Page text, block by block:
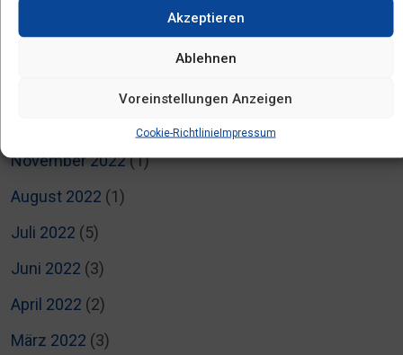
Akzeptieren
Ablehnen
Voreinstellungen Anzeigen
Cookie-RichtlinieImpressum
(1)
November 2022(1)
August 2022 (1)
Juli 2022 (5)
Juni 2022 (3)
April 2022 (2)
März 2022 (3)